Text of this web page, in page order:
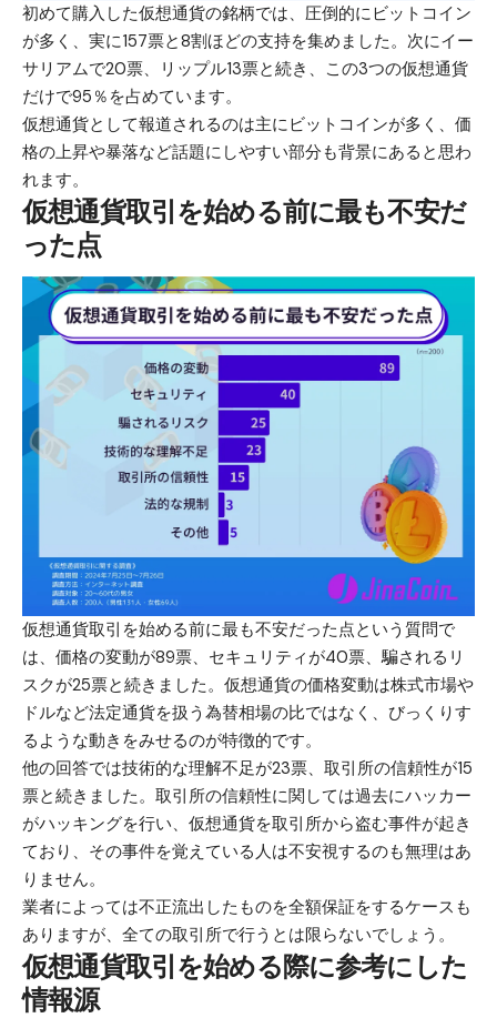
初めて購入した仮想通貨の銘柄では、圧倒的にビットコイン
が多く、実に157票と8割ほどの支持を集めました。次にイー
サリアムで20票、
リップル13票と続き、この3つの仮想通貨
だけで95％を占めています。
仮想通貨として報道されるのは主にビットコインが多く、価
格の上昇や暴落など話題にしやすい部分も背景にあると思わ
れます。
仮想通貨取引を始める前に最も不安だ
った点
仮想通貨取引を始める前に最も不安だった点という質問で
は、価格の変動が89票、セキュリティが40票、騙されるリ
スクが25票と続きました。仮想通貨の価格変動は株式市場や
ドルなど法定通貨を扱う為替相場の比ではなく、びっくりす
るような動きをみせるのが特徴的です。
他の回答では技術的な理解不足が23票、取引所の信頼性が15
票と続きました。取引所の信頼性に関しては過去にハッカー
がハッキングを行い、仮想通貨を取引所から盗む事件が起き
ており、その事件を覚えている人は不安視するのも無理はあ
りません。
業者によっては不正流出したものを全額保証をするケースも
ありますが、全ての取引所で行うとは限らないでしょう。
仮想通貨取引を始める際に参考にした
情報源